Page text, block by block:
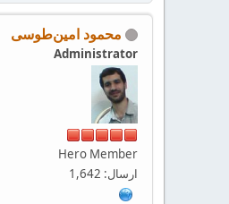
محمود امین‌طوسی
Administrator
Hero Member
ارسال: 1,642